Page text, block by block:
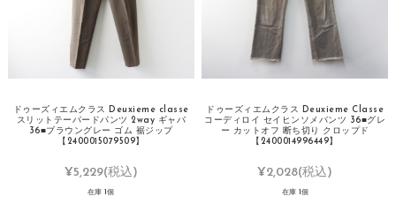
ドゥーズィエムクラス Deuxieme classe
スリットテーパードパンツ 2way ギャバ
36■ブラウングレー ゴム 裾ジップ
【2400015079509】
¥5,229(税込)
在庫 1個
ドゥーズィエムクラス Deuxieme Classe
コーディロイ セイヒンソメパンツ 36■グレ
ー カットオフ 断ち切り クロップド
【2400014996449】
¥2,028(税込)
在庫 1個